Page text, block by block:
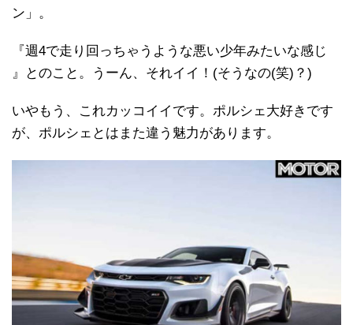
ン」。
『週4で走り回っちゃうような悪い少年みたいな感じ
』とのこと。うーん、それイイ！(そうなの(笑)？)
いやもう、これカッコイイです。ポルシェ大好きです
が、ポルシェとはまた違う魅力があります。